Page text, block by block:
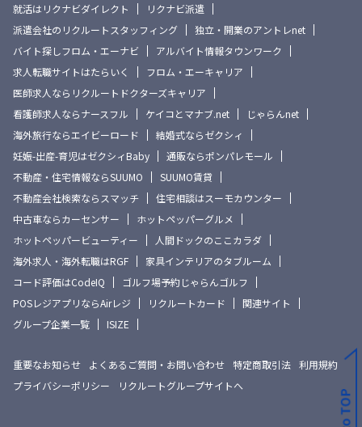
就活はリクナビダイレクト
リクナビ派遣
派遣会社のリクルートスタッフィング
独立・開業のアントレnet
バイト探しフロム・エーナビ
アルバイト情報タウンワーク
求人転職サイトはたらいく
フロム・エーキャリア
医師求人ならリクルートドクターズキャリア
看護師求人ならナースフル
ケイコとマナブ.net
じゃらんnet
海外旅行ならエイビーロード
結婚式ならゼクシィ
妊娠-出産-育児はゼクシィBaby
通販ならポンパレモール
不動産・住宅情報ならSUUMO
SUUMO賃貸
不動産会社検索ならスマッチ
住宅相談はスーモカウンター
中古車ならカーセンサー
ホットペッパーグルメ
ホットペッパービューティー
人間ドックのここカラダ
海外求人・海外転職はRGF
家具インテリアのタブルーム
コード評価はCodeIQ
ゴルフ場予約じゃらんゴルフ
POSレジアプリならAirレジ
リクルートカード
関連サイト
グループ企業一覧
ISIZE
重要なお知らせ よくあるご質問・お問い合わせ 特定商取引法 利用規約
プライバシーポリシー
リクルートグループサイトへ